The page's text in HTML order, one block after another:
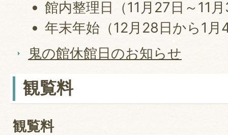
館内整理日（11月27日～11
年末年始（12月28日から1月
鬼の館休館日のお知らせ
観覧料
観覧料